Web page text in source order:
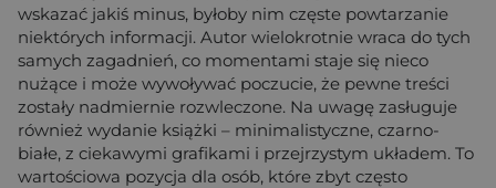
wskazać jakiś minus, byłoby nim częste powtarzanie
niektórych informacji. Autor wielokrotnie wraca do tych
samych zagadnień, co momentami staje się nieco
nużące i może wywoływać poczucie, że pewne treści
zostały nadmiernie rozwleczone. Na uwagę zasługuje
również wydanie książki – minimalistyczne, czarno-
białe, z ciekawymi grafikami i przejrzystym układem. To
wartościowa pozycja dla osób, które zbyt często